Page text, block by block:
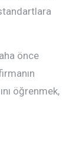
önce
öğrenmek,